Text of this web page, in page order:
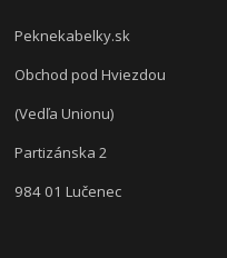
Peknekabelky.sk
Obchod pod Hviezdou
(Vedľa Unionu)
Partizánska 2
984 01 Lučenec